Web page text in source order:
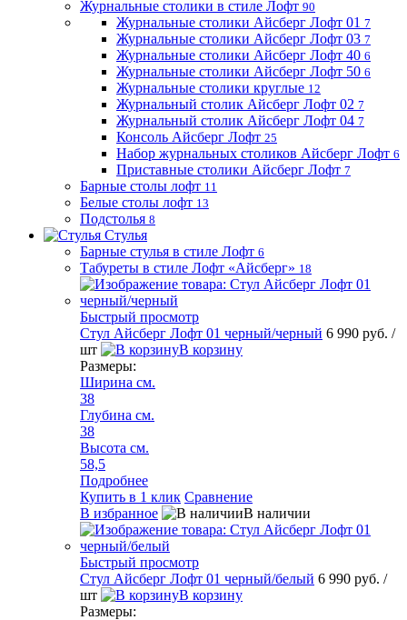
Журнальные столики в стиле Лофт 90
Журнальные столики Айсберг Лофт 01 7
Журнальные столики Айсберг Лофт 03 7
Журнальные столики Айсберг Лофт 40 6
Журнальные столики Айсберг Лофт 50 6
Журнальные столики круглые 12
Журнальный столик Айсберг Лофт 02 7
Журнальный столик Айсберг Лофт 04 7
Консоль Айсберг Лофт 25
Набор журнальных столиков Айсберг Лофт 6
Приставные столики Айсберг Лофт 7
Барные столы лофт 11
Белые столы лофт 13
Подстолья 8
Стулья
Барные стулья в стиле Лофт 6
Табуреты в стиле Лофт «Айсберг» 18
Быстрый просмотр
Стул Айсберг Лофт 01 черный/черный 6 990 руб. /
шт
В корзину
Размеры:
Ширина см.
38
Глубина см.
38
Высота см.
58,5
Подробнее
Купить в 1 клик Сравнение
В избранное
В наличии
Быстрый просмотр
Стул Айсберг Лофт 01 черный/белый 6 990 руб. /
шт
В корзину
Размеры: